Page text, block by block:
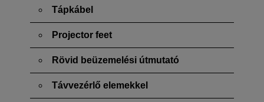
Tápkábel
Projector feet
Rövid beüzemelési útmutató
Távvezérlő elemekkel